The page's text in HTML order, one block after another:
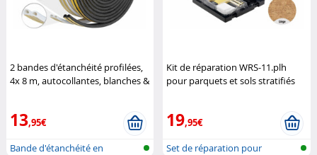
2 bandes d'étanchéité profilées,
4x 8 m, autocollantes, blanches &
13,95€
Bande d'étanchéité en
Kit de réparation WRS-11.plh
pour parquets et sols stratifiés
19,95€
Set de réparation pour